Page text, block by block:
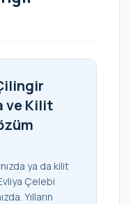
ve Kilit
ya da kilit
Çelebi
Yılların